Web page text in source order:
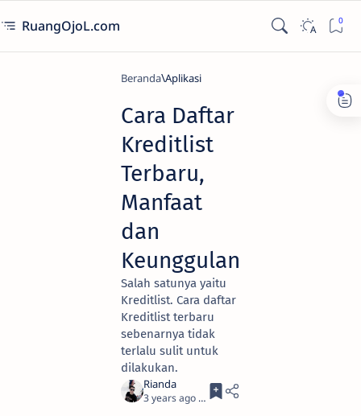
RuangOjoL.com
Beranda Aplikasi
Cara Daftar
Kreditlist
Terbaru,
Manfaat
dan
Keunggulan
Salah satunya yaitu
Kreditlist. Cara daftar
Kreditlist terbaru
sebenarnya tidak
terlalu sulit untuk
dilakukan.
3 years ago 5